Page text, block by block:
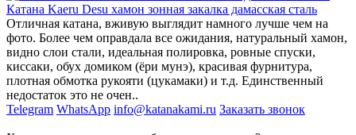
Катана Kaeru Desu хамон зонная закалка дамасская сталь
Отличная катана, вживую выглядит намного лучше чем на
фото. Более чем оправдала все ожидания, натуральный хамон,
видно слои стали, идеальная полировка, ровные спуски,
киссаки, обух домиком (ёри мунэ), красивая фурнитура,
плотная обмотка рукояти (цукамаки) и т.д. Единственный
недостаток это не очен..
Telegram WhatsApp info@katanakami.ru Заказать звонок